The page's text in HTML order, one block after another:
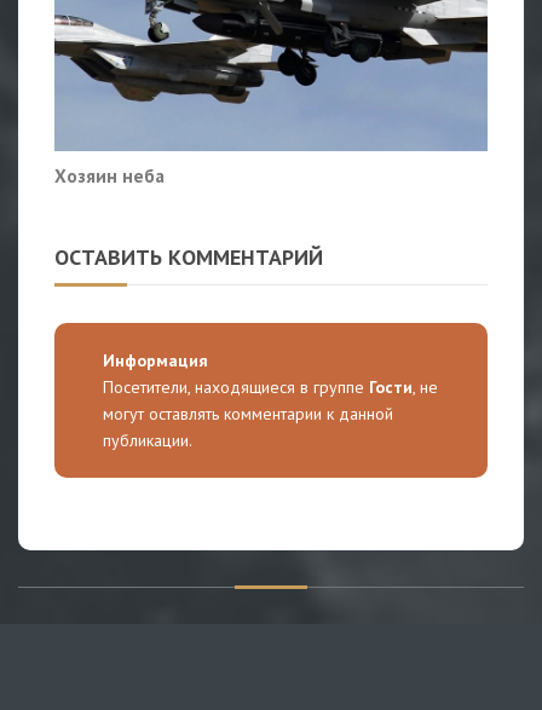
Хозяин неба
ОСТАВИТЬ КОММЕНТАРИЙ
Информация
Посетители, находящиеся в группе Гости, не
могут оставлять комментарии к данной
публикации.